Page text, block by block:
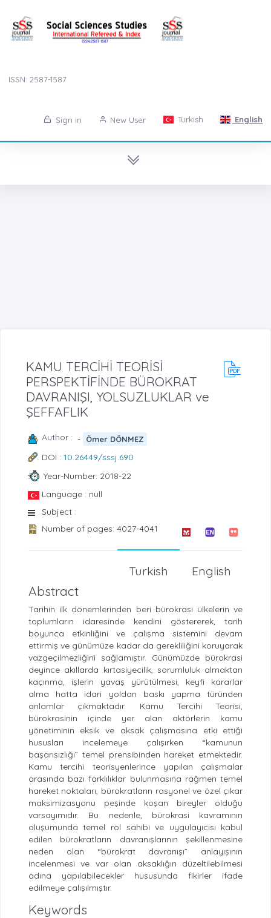
ISSN: 2587-1587
Sign in New User Turkish English
KAMU TERCİHİ TEORİSİ
PERSPEKTİFİNDE BÜROKRAT
DAVRANIŞI, YOLSUZLUKLAR ve
ŞEFFAFLIK
Author : - Ömer DÖNMEZ
DOI : 10.26449/sssj.690
Year-Number: 2018-22
Language : null
Subject :
Number of pages: 4027-4041
English
Turkish
Abstract
Tarihin ilk dönemlerinden beri bürokrasi ülkelerin ve
toplumların idaresinde kendini göstererek, tarih
boyunca etkinliğini ve çalışma sistemini devam
ettirmiş ve günümüze kadar da gerekliliğini koruyarak
vazgeçilmezliğini sağlamıştır. Günümüzde bürokrasi
deyince akıllarda kırtasiyecilik, sorumluluk almaktan
kaçınma, işlerin yavaş yürütülmesi, keyfi kararlar
alma hatta idari yoldan baskı yapma türünden
anlamlar çıkmaktadır. Kamu Tercihi Teorisi,
bürokrasinin içinde yer alan aktörlerin kamu
yönetiminin eksik ve aksak çalışmasına etki ettiği
hususları incelemeye çalışırken “kamunun
başarısızlığı” temel prensibinden hareket etmektedir.
Kamu tercihi teorisyenlerince yapılan çalışmalar
arasında bazı farklılıklar bulunmasına rağmen temel
hareket noktaları, bürokratların rasyonel ve özel çıkar
maksimizasyonu peşinde koşan bireyler olduğu
varsayımıdır. Bu nedenle, bürokrasi kavramının
oluşumunda temel rol sahibi ve uygulayıcısı kabul
edilen bürokratların davranışlarının şekillenmesine
neden olan “bürokrat davranışı” anlayışının
incelenmesi ve var olan aksaklığın düzeltilebilmesi
adına yapılabilecekler hususunda fikirler ifade
edilmeye çalışılmıştır.
Keywords